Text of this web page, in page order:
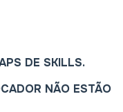
DE SKILLS.
NÃO ESTÃO